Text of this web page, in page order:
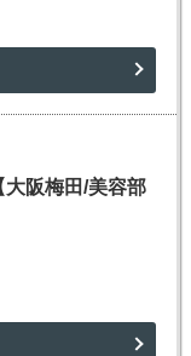
阪梅田/美容部